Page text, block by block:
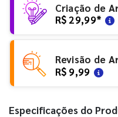
Criação de
R$ 29,99*
Revisão de
R$ 9,99
Especificações do